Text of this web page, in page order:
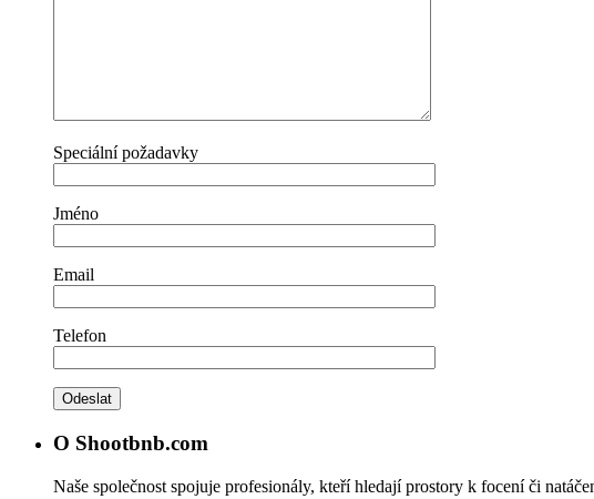
Speciální požadavky
Jméno
Email
Telefon
O Shootbnb.com
Naše společnost spojuje profesionály, kteří hledají prostory k focení či